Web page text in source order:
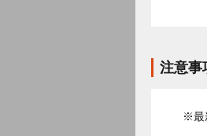
注意事
※最